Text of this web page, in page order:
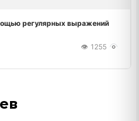
регулярных выражений
1255